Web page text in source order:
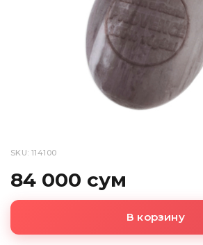
SKU: 114100
84 000 сум
В корзину